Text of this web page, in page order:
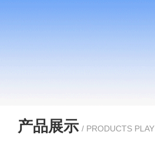
产品展示 / PRODUCTS PLAY